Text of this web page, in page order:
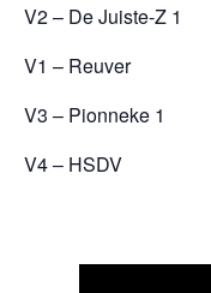
V2 – De Juiste-Z 1
V1 – Reuver
V3 – Pionneke 1
V4 – HSDV